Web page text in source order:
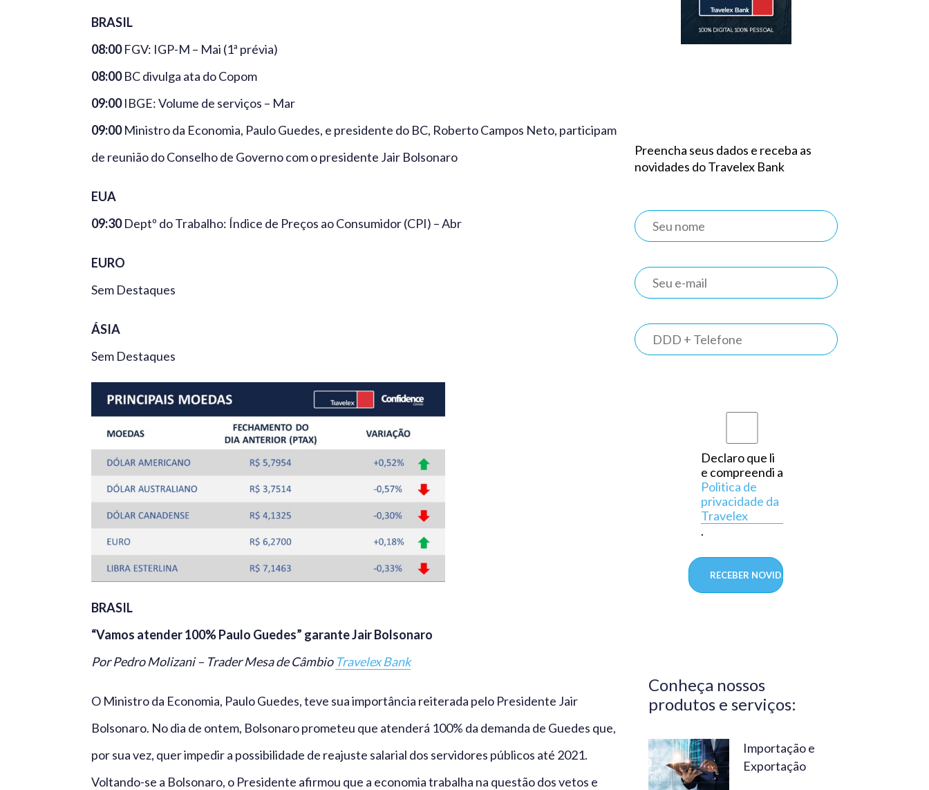
BRASIL
08:00FGV: IGP-M – Mai (1ª prévia)
08:00BC divulga ata do Copom
09:00IBGE: Volume de serviços – Mar
09:00Ministro da Economia, Paulo Guedes, e presidente do BC, Roberto Campos Neto, participam
de reunião do Conselho de Governo com o presidente Jair Bolsonaro
EUA
09:30Deptº do Trabalho: Índice de Preços ao Consumidor (CPI) – Abr
EURO
Sem Destaques
ÁSIA
Sem Destaques
BRASIL
“Vamos atender 100% Paulo Guedes” garante Jair Bolsonaro
Por Pedro Molizani – Trader Mesa de Câmbio Travelex Bank
O Ministro da Economia, Paulo Guedes, teve sua importância reiterada pelo Presidente Jair
Bolsonaro. No dia de ontem, Bolsonaro prometeu que atenderá 100% da demanda de Guedes que,
por sua vez, quer impedir a possibilidade de reajuste salarial dos servidores públicos até 2021.
Voltando-se a Bolsonaro, o Presidente afirmou que a economia trabalha na questão dos vetos e
Preencha seus dados e receba as
novidades do Travelex Bank
Declaro que li
e compreendi a
Politica de
privacidade da
Travelex
.
TRAVELEX
BANK
primeiro
banco do
país a
operar
exclusivamente
em
aprovado
pelo
confiabilidade
e
são nossos
diferenciais.
Conheça nossos
produtos e serviços:
Importação e
Exportação